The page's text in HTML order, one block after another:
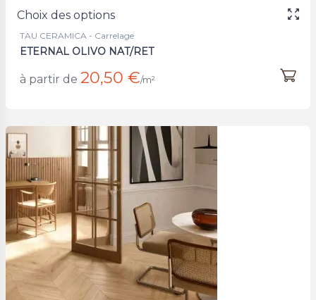
Choix des options
TAU CERAMICA - Carrelage
ETERNAL OLIVO NAT/RET
à partir de 20,50 €/m²